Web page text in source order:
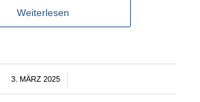
Weiterlesen
3. MÄRZ 2025
/